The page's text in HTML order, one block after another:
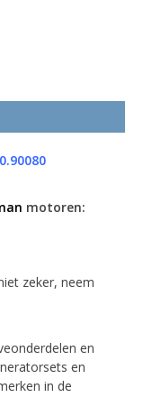
motoren:
zeker, neem
en
en
in de